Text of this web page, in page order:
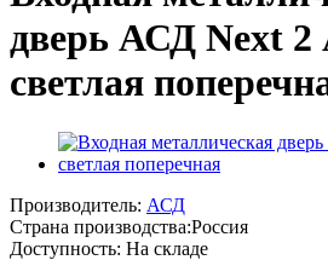
дверь АСД Next 2
светлая
Производитель: АСД
Страна производства:Россия
Доступность: На складе